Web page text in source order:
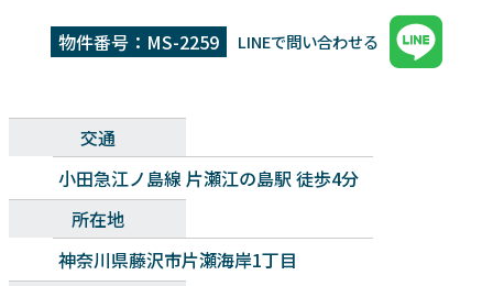
物件番号：MS-2259 LINEで問い合わせる
交通
小田急江ノ島線 片瀬江の島駅 徒歩4分
所在地
神奈川県藤沢市片瀬海岸1丁目